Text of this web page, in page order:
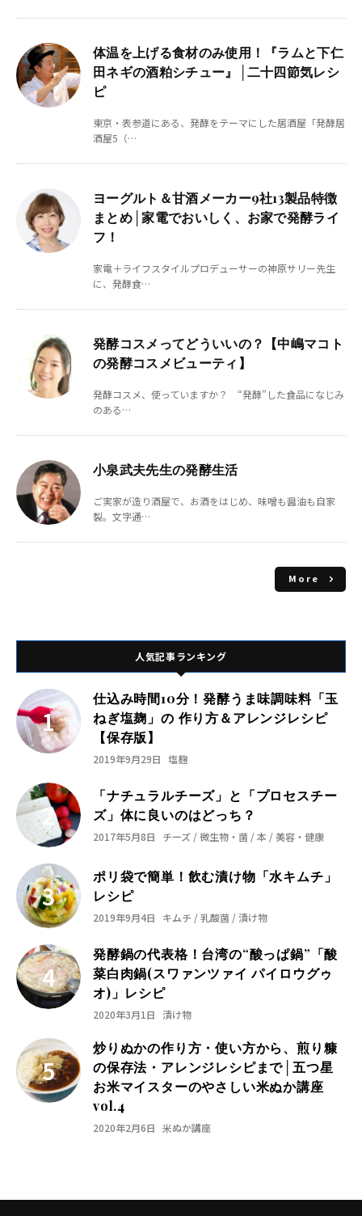
体温を上げる食材のみ使用！『ラムと下仁
田ネギの酒粕シチュー』│二十四節気レシ
ピ
東京・表参道にある、発酵をテーマにした居酒屋「発酵居
酒屋5（…
ヨーグルト＆甘酒メーカー9社13製品特徴
まとめ│家電でおいしく、お家で発酵ライ
フ！
家電＋ライフスタイルプロデューサーの神原サリー先生
に、発酵食…
発酵コスメってどういいの？【中嶋マコト
の発酵コスメビューティ】
発酵コスメ、使っていますか？ “発酵”した食品になじみ
のある…
小泉武夫先生の発酵生活
ご実家が造り酒屋で、お酒をはじめ、味噌も醤油も自家
製。文字通…
More
人気記事ランキング
仕込み時間10分！発酵うま味調味料「玉
ねぎ塩麹」の 作り方＆アレンジレシピ
【保存版】
2019年9月29日 塩麹
「ナチュラルチーズ」と「プロセスチー
ズ」体に良いのはどっち？
2017年5月8日 チーズ / 微生物・菌 / 本 / 美容・健康
ポリ袋で簡単！飲む漬け物「水キムチ」
レシピ
2019年9月4日 キムチ / 乳酸菌 / 漬け物
発酵鍋の代表格！台湾の“酸っぱ鍋”「酸
菜白肉鍋(スワァンツァイ パイロウグゥ
オ)」レシピ
2020年3月1日 漬け物
炒りぬかの作り方・使い方から、煎り糠
の保存法・アレンジレシピまで│五つ星
お米マイスターのやさしい米ぬか講座
vol.4
2020年2月6日 米ぬか講座